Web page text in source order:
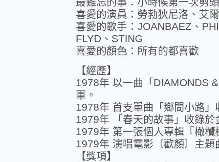
喜愛的演員：勞勃狄尼洛、艾
喜愛的歌手：JOANBAEZ、
FLYD、STING
喜愛的顏色：所有的都喜歡
【經歷】
1978年 以一曲「DIAMONDS
軍。
1978年 首支單曲「鄉間小路
1979年 「春天的故事」收錄於
1979年 第一張個人專輯『橄欖
1979年 演唱電影〔歡顏〕主
【獎項】